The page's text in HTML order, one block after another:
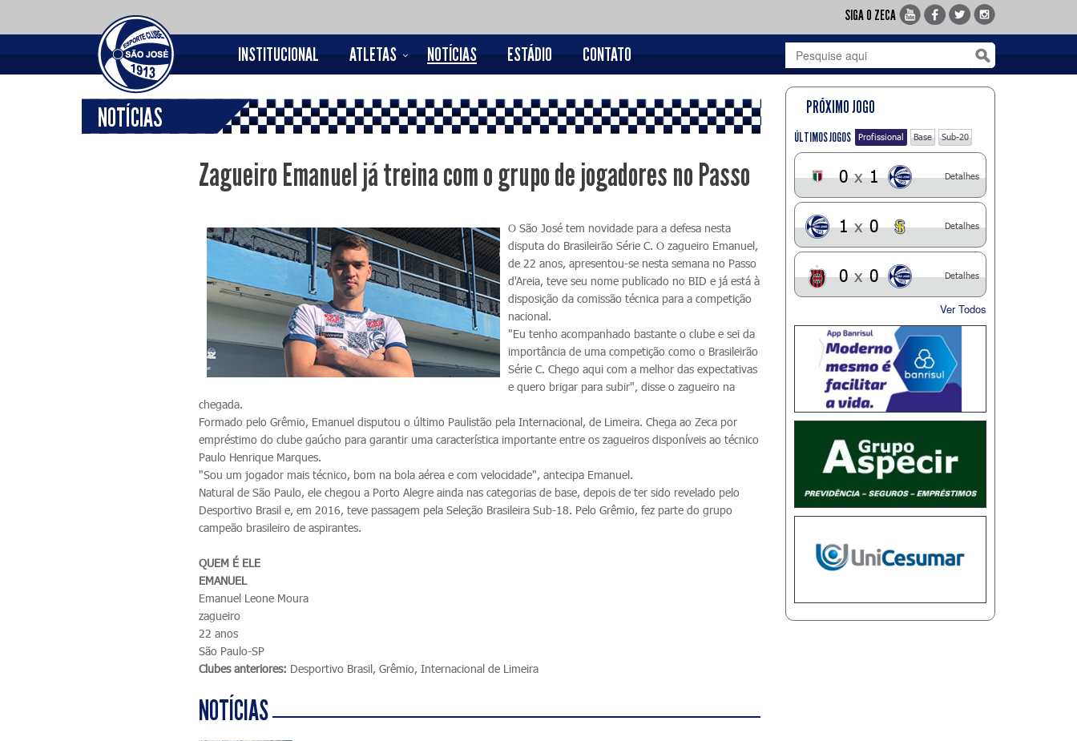
SIGA O ZECA
INSTITUCIONAL ATLETAS NOTÍCIAS ESTÁDIO CONTATO
NOTÍCIAS
Zagueiro Emanuel já treina com o grupo de jogadores no Passo
O São José tem novidade para a defesa nesta
disputa do Brasileirão Série C. O zagueiro Emanuel,
de 22 anos, apresentou-se nesta semana no Passo
d'Areia, teve seu nome publicado no BID e já está à
disposição da comissão técnica para a competição
nacional.
"Eu tenho acompanhado bastante o clube e sei da
importância de uma competição como o Brasileirão
Série C. Chego aqui com a melhor das expectativas
e quero brigar para subir", disse o zagueiro na
chegada.
Formado pelo Grêmio, Emanuel disputou o último Paulistão pela Internacional, de Limeira. Chega ao Zeca por
empréstimo do clube gaúcho para garantir uma característica importante entre os zagueiros disponíveis ao técnico
Paulo Henrique Marques.
"Sou um jogador mais técnico, bom na bola aérea e com velocidade", antecipa Emanuel.
Natural de São Paulo, ele chegou a Porto Alegre ainda nas categorias de base, depois de ter sido revelado pelo
Desportivo Brasil e, em 2016, teve passagem pela Seleção Brasileira Sub-18. Pelo Grêmio, fez parte do grupo
campeão brasileiro de aspirantes.
QUEM É ELE
EMANUEL
Emanuel Leone Moura
zagueiro
22 anos
São Paulo-SP
Clubes anteriores: Desportivo Brasil, Grêmio, Internacional de Limeira
NOTÍCIAS
PRÓXIMO JOGO
ÚLTIMOS JOGOS Profissional Base Sub-20
0 x 1 Detalhes
1 x 0 Detalhes
0 x 0 Detalhes
Ver Todos